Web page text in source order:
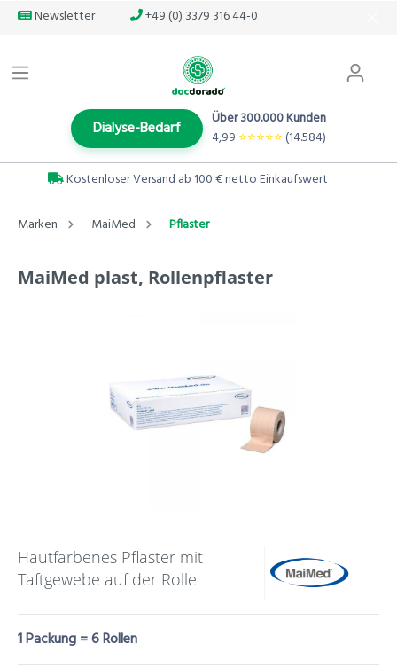
Newsletter +49 (0) 3379 316 44-0
Dialyse-Bedarf
Über 300.000 Kunden
4,99 ⭐️⭐️⭐️⭐️⭐️(14.584)
Kostenloser Versand ab 100 € netto Einkaufswert
Marken MaiMed Pflaster
MaiMed plast, Rollenpflaster
Hautfarbenes Pflaster mit
Taftgewebe auf der Rolle
1 Packung = 6 Rollen